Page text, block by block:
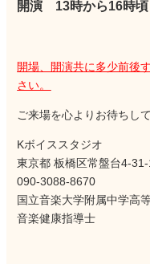
開演 13時から16時頃
開場、開演共に多少前後
さい。
ご来場を心よりお待ちし
Kボイススタジオ
東京都 板橋区常盤台4-
090-3088-8670
国立音楽大学附属中学高
音楽健康指導士